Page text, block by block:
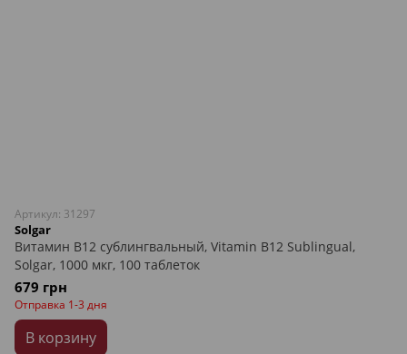
Артикул: 31297
Solgar
Витамин В12 сублингвальный, Vitamin B12 Sublingual,
Solgar, 1000 мкг, 100 таблеток
679 грн
Отправка 1-3 дня
В корзину